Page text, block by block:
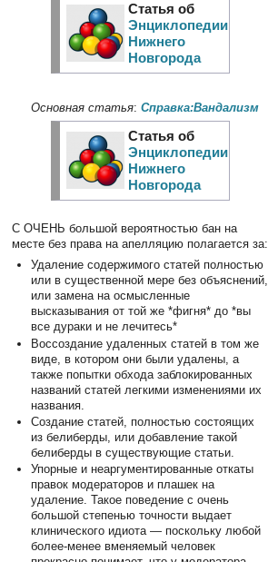
Статья об
Энциклопедии
Нижнего
Новгорода
Основная статья: Справка:Вандализм
Статья об
Энциклопедии
Нижнего
Новгорода
С ОЧЕНЬ большой вероятностью бан на
месте без права на апелляцию полагается за:
Удаление содержимого статей полностью
или в существенной мере без объяснений,
или замена на осмысленные
высказывания от той же *фигня* до *вы
все дураки и не лечитесь*
Воссоздание удаленных статей в том же
виде, в котором они были удалены, а
также попытки обхода заблокированных
названий статей легкими изменениями их
названия.
Создание статей, полностью состоящих
из белиберды, или добавление такой
белиберды в существующие статьи.
Упорные и неаргументированные откаты
правок модераторов и плашек на
удаление. Такое поведение с очень
большой степенью точности выдает
клинического идиота — поскольку любой
более-менее вменяемый человек